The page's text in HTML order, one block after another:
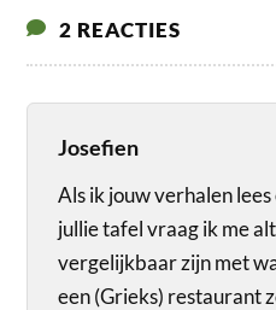
2 REACTIES
Josefien
Als ik jouw verhalen
jullie tafel vraag ik me
vergelijkbaar zijn met
een (Grieks) restaurant